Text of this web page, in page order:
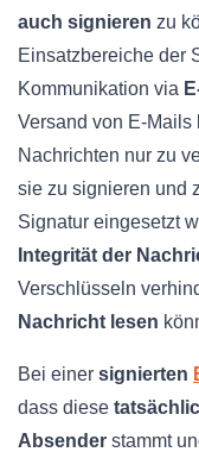
auch signieren zu
Einsatzbereiche der
Kommunikation via
Versand von E-
Nachrichten nur zu
sie zu signieren und
Signatur eingesetzt
Integrität der
Verschlüsseln
Nachricht lesen
Bei einer signierten
dass diese
Absender stammt